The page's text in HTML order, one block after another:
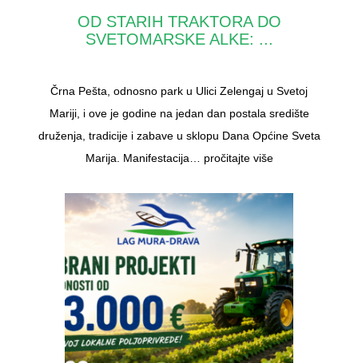
OD STARIH TRAKTORA DO
SVETOMARSKE ALKE: ...
Črna Pešta, odnosno park u Ulici Zelengaj u Svetoj
Mariji, i ove je godine na jedan dan postala središte
druženja, tradicije i zabave u sklopu Dana Općine Sveta
Marija. Manifestacija… pročitajte više